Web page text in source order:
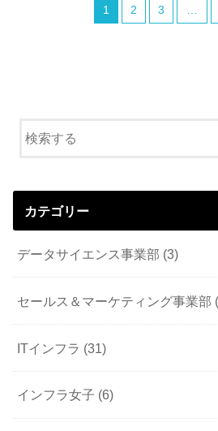
1 2 3
カテゴリー
データサイエンス事業部 (3)
セールス＆マーケティング事業部
ITインフラ (31)
インフラ女子 (6)